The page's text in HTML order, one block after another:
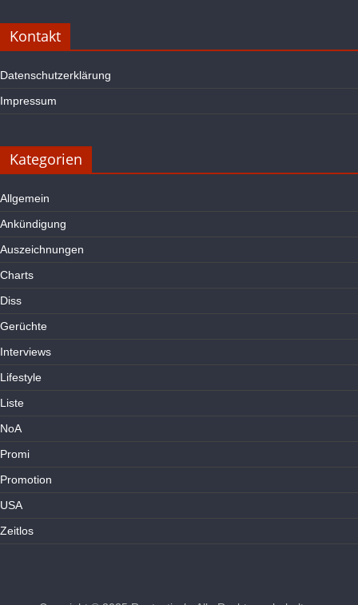
Kontakt
Datenschutzerklärung
Impressum
Kategorien
Allgemein
Ankündigung
Auszeichnungen
Charts
Diss
Gerüchte
Interviews
Lifestyle
Liste
NoA
Promi
Promotion
USA
Zeitlos